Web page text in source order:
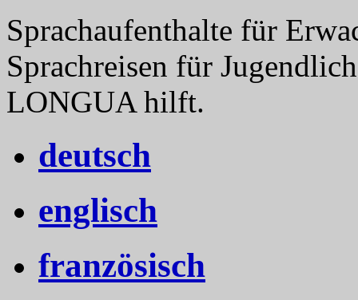
Sprachaufenthalte für
Sprachreisen für
LONGUA hilft.
deutsch
englisch
französisch